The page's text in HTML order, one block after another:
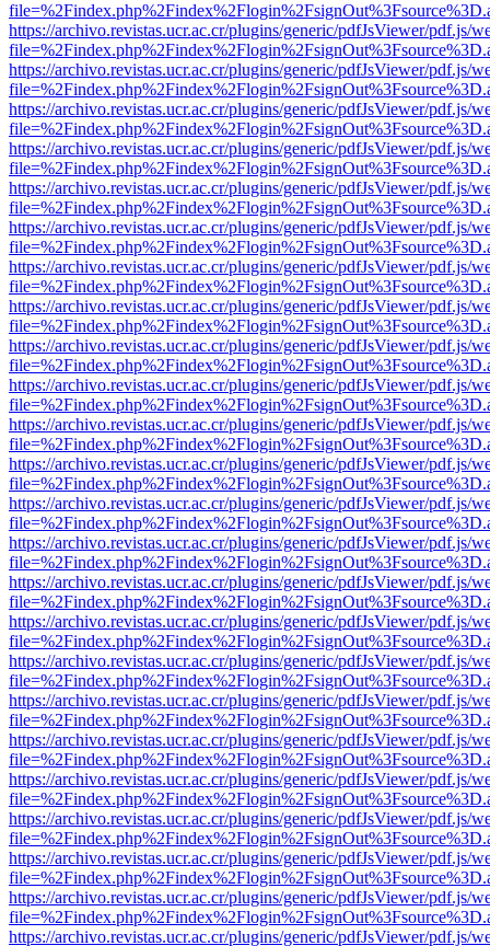
https://archivo.revistas.ucr.ac.cr/plugins/generic/pdfJsViewer/pdf.js/
https://archivo.revistas.ucr.ac.cr/plugins/generic/pdfJsViewer/pdf.js/
https://archivo.revistas.ucr.ac.cr/plugins/generic/pdfJsViewer/pdf.js/
https://archivo.revistas.ucr.ac.cr/plugins/generic/pdfJsViewer/pdf.js/
https://archivo.revistas.ucr.ac.cr/plugins/generic/pdfJsViewer/pdf.js/
https://archivo.revistas.ucr.ac.cr/plugins/generic/pdfJsViewer/pdf.js/
https://archivo.revistas.ucr.ac.cr/plugins/generic/pdfJsViewer/pdf.js/
https://archivo.revistas.ucr.ac.cr/plugins/generic/pdfJsViewer/pdf.js/
https://archivo.revistas.ucr.ac.cr/plugins/generic/pdfJsViewer/pdf.js/
https://archivo.revistas.ucr.ac.cr/plugins/generic/pdfJsViewer/pdf.js/
https://archivo.revistas.ucr.ac.cr/plugins/generic/pdfJsViewer/pdf.js/
https://archivo.revistas.ucr.ac.cr/plugins/generic/pdfJsViewer/pdf.js/
https://archivo.revistas.ucr.ac.cr/plugins/generic/pdfJsViewer/pdf.js/
https://archivo.revistas.ucr.ac.cr/plugins/generic/pdfJsViewer/pdf.js/
https://archivo.revistas.ucr.ac.cr/plugins/generic/pdfJsViewer/pdf.js/
https://archivo.revistas.ucr.ac.cr/plugins/generic/pdfJsViewer/pdf.js/
https://archivo.revistas.ucr.ac.cr/plugins/generic/pdfJsViewer/pdf.js/
https://archivo.revistas.ucr.ac.cr/plugins/generic/pdfJsViewer/pdf.js/
https://archivo.revistas.ucr.ac.cr/plugins/generic/pdfJsViewer/pdf.js/
https://archivo.revistas.ucr.ac.cr/plugins/generic/pdfJsViewer/pdf.js/
https://archivo.revistas.ucr.ac.cr/plugins/generic/pdfJsViewer/pdf.js/
https://archivo.revistas.ucr.ac.cr/plugins/generic/pdfJsViewer/pdf.js/
https://archivo.revistas.ucr.ac.cr/plugins/generic/pdfJsViewer/pdf.js/
https://archivo.revistas.ucr.ac.cr/plugins/generic/pdfJsViewer/pdf.js/